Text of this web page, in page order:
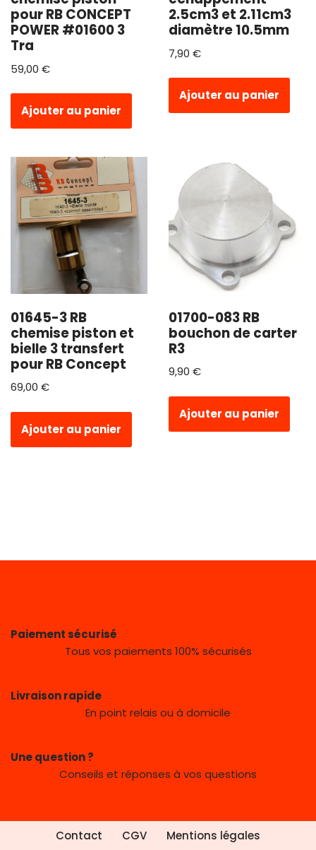
pour RB CONCEPT
POWER #01600 3
Tra
59,00 €
Ajouter au panier
2.5cm3 et 2.11cm3
diamètre 10.5mm
7,90 €
Ajouter au panier
01645-3 RB
chemise piston et
bielle 3 transfert
pour RB Concept
69,00 €
Ajouter au panier
01700-083 RB
bouchon de carter
R3
9,90 €
Ajouter au panier
Paiement sécurisé
Tous vos paiements 100% sécurisés
Livraison rapide
En point relais ou à domicile
Une question ?
Conseils et réponses à vos questions
Contact CGV Mentions légales